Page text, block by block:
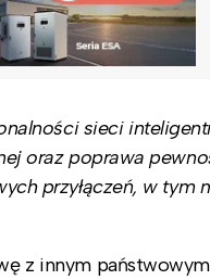
sieci
oraz poprawa
przyłączeń, w tym
z innym